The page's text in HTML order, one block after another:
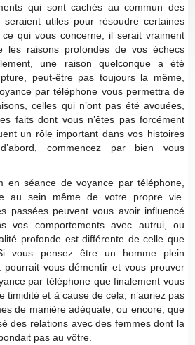
qui sont cachés au commun des
utiles pour résoudre certaines
qui vous concerne, il serait vraiment
les raisons profondes de vos échecs
une raison quelconque a été
peut-être pas toujours la même,
par téléphone vous permettra de
celles qui n’ont pas été avouées,
faits dont vous n’êtes pas forcément
un rôle important dans vos histoires
commencez par bien vous
en séance de voyance par téléphone,
au sein même de votre propre vie.
passées peuvent vous avoir influencé
vos comportements avec autrui, ou
profonde est différente de celle que
vous pensez être un homme plein
pourrait vous démentir et vous prouver
par téléphone que finalement vous
timidité et à cause de cela, n’auriez pas
de manière adéquate, ou encore, que
des relations avec des femmes dont la
pas au vôtre.